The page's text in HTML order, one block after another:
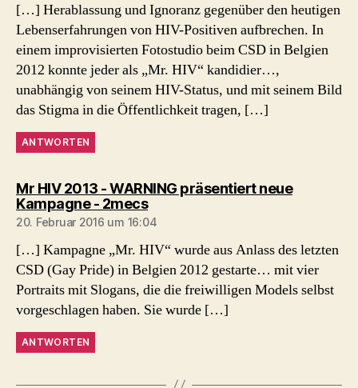
[…] Herablassung und Ignoranz gegenüber den heutigen
Lebenserfahrungen von HIV-Positiven aufbrechen. In
einem improvisierten Fotostudio beim CSD in Belgien
2012 konnte jeder als „Mr. HIV“ kandidier…,
unabhängig von seinem HIV-Status, und mit seinem Bild
das Stigma in die Öffentlichkeit tragen, […]
ANTWORTEN
Mr HIV 2013 - WARNING präsentiert neue
Kampagne - 2mecssagt:
20. Februar 2016 um 16:04
[…] Kampagne „Mr. HIV“ wurde aus Anlass des letzten
CSD (Gay Pride) in Belgien 2012 gestarte… mit vier
Portraits mit Slogans, die die freiwilligen Models selbst
vorgeschlagen haben. Sie wurde […]
ANTWORTEN